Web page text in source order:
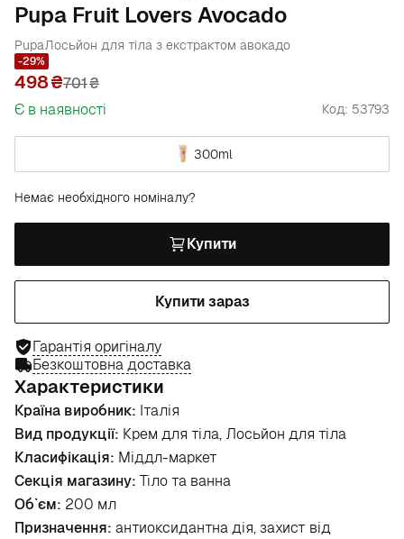
Pupa Fruit Lovers Avocado
PupaЛосьйон для тіла з екстрактом авокадо
-29%
498 701₴
Є в наявності
Код: 53793
300ml
Немає необхідного номіналу?
Купити
Купити зараз
Гарантія оригіналу
Безкоштовна доставка
Характеристики
Країна виробник: Італія
Вид продукції: Крем для тіла, Лосьйон для тіла
Класифікація: Міддл-маркет
Секція магазину: Тіло та ванна
Об`єм: 200 мл
Призначення: антиоксидантна дія, захист від